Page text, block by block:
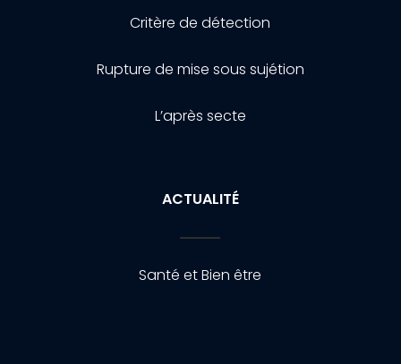
Critère de détection
Rupture de mise sous sujétion
L’après secte
ACTUALITÉ
Santé et Bien être